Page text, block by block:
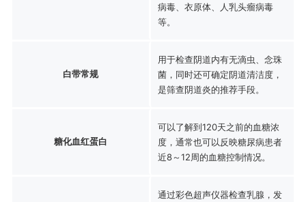
病毒、衣原体、人乳头瘤病毒
等。
白带常规
用于检查阴道内有无滴虫、念珠
菌，同时还可确定阴道清洁度，
是筛查阴道炎的推荐手段。
糖化血红蛋白
可以了解到120天之前的血糖浓
度，通常也可以反映糖尿病患者
近8～12周的血糖控制情况。
通过彩色超声仪器检查乳腺，发